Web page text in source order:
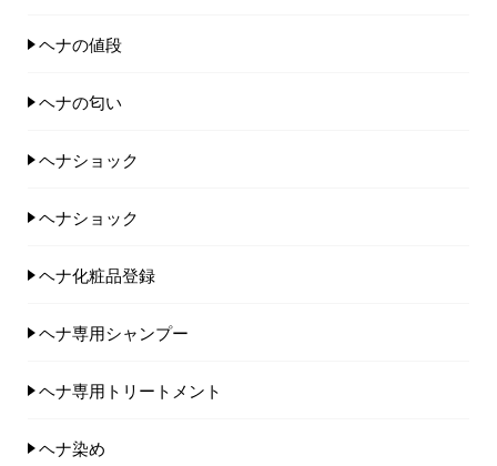
ヘナの値段
ヘナの匂い
ヘナショック
ヘナショック
ヘナ化粧品登録
ヘナ専用シャンプー
ヘナ専用トリートメント
ヘナ染め